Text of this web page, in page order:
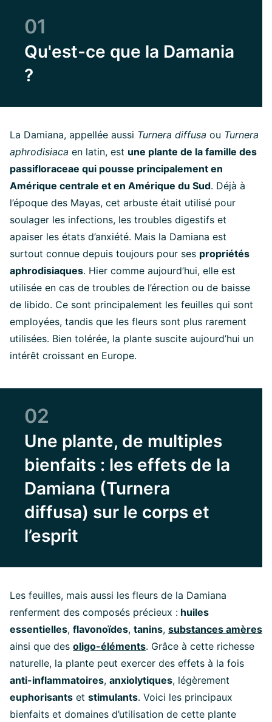
01
Qu'est-ce que la Damania
?
La Damiana, appellée aussi Turnera diffusa ou Turnera
aphrodisiaca en latin, est une plante de la famille des
passifloraceae qui pousse principalement en
Amérique centrale et en Amérique du Sud. Déjà à
l’époque des Mayas, cet arbuste était utilisé pour
soulager les infections, les troubles digestifs et
apaiser les états d’anxiété. Mais la Damiana est
surtout connue depuis toujours pour ses propriétés
aphrodisiaques. Hier comme aujourd’hui, elle est
utilisée en cas de troubles de l’érection ou de baisse
de libido. Ce sont principalement les feuilles qui sont
employées, tandis que les fleurs sont plus rarement
utilisées. Bien tolérée, la plante suscite aujourd’hui un
intérêt croissant en Europe.
02
Une plante, de multiples
bienfaits : les effets de la
Damiana (Turnera
diffusa) sur le corps et
l’esprit
Les feuilles, mais aussi les fleurs de la Damiana
renferment des composés précieux : huiles
essentielles, flavonoïdes, tanins, substances amères
ainsi que des oligo-éléments. Grâce à cette richesse
naturelle, la plante peut exercer des effets à la fois
anti-inflammatoires, anxiolytiques, légèrement
euphorisants et stimulants. Voici les principaux
bienfaits et domaines d’utilisation de cette plante